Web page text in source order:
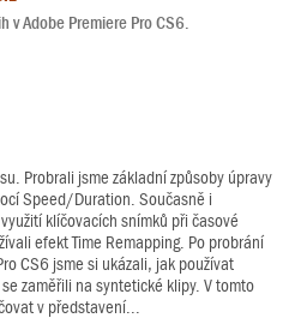
v Adobe Premiere Pro CS6.
Probrali jsme základní způsoby úpravy
Speed/Duration. Současně i
klíčovacích snímků při časové
efekt Time Remapping. Po probrání
CS6 jsme si ukázali, jak používat
zaměřili na syntetické klipy. V tomto
v představení...